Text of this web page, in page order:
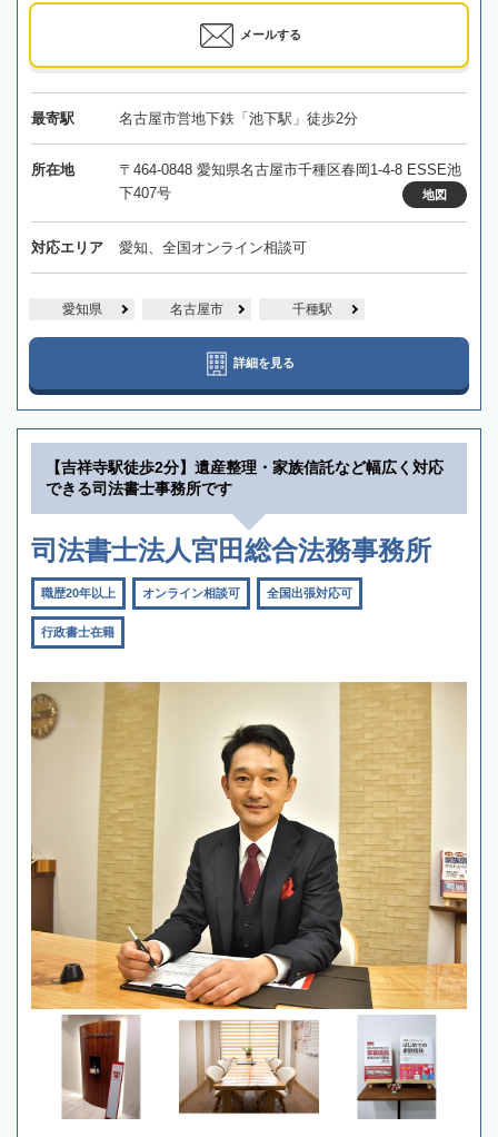
メールする
最寄駅 名古屋市営地下鉄「池下駅」徒歩2分
所在地
〒464-0848 愛知県名古屋市千種区春岡1-4-8 ESSE池
下407号
地図
対応エリア 愛知、全国オンライン相談可
愛知県 名古屋市 千種駅
詳細を見る
【吉祥寺駅徒歩2分】遺産整理・家族信託など幅広く対応
できる司法書士事務所です
司法書士法人宮田総合法務事務所
職歴20年以上 オンライン相談可 全国出張対応可
行政書士在籍